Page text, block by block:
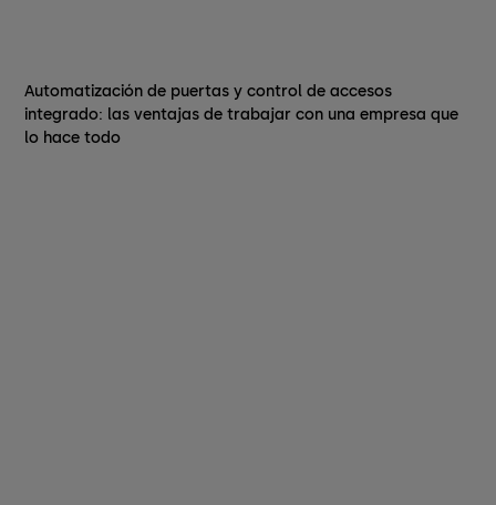
Automatización de puertas y control de accesos
integrado: las ventajas de trabajar con una empresa que
lo hace todo